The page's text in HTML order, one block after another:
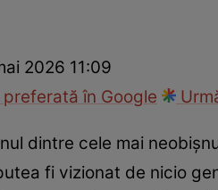
2026 11:09
în Google
dintre cele mai
fi vizionat de nicio